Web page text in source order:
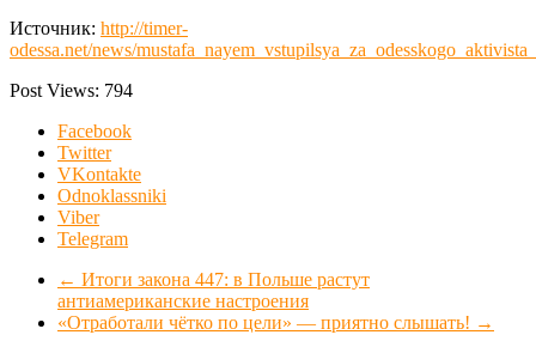
Источник: http://timer-
odessa.net/news/
Post Views: 794
Facebook
Twitter
VKontakte
Odnoklassniki
Viber
Telegram
← Итоги закона 447: в Польше растут
антиамериканские настроения
«Отработали чётко по цели» — приятно слышать! →